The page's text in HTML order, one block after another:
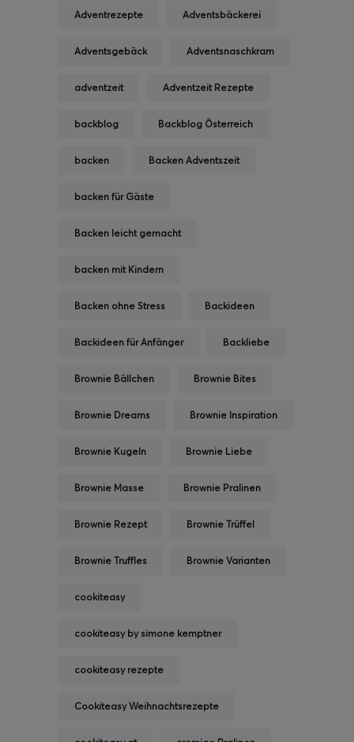
Adventrezepte Adventsbäckerei
Adventsgebäck Adventsnaschkram
adventzeit Adventzeit Rezepte
backblog Backblog Österreich
backen Backen Adventszeit
backen für Gäste
Backen leicht gemacht
backen mit Kindern
Backen ohne Stress Backideen
Backideen für Anfänger Backliebe
Brownie Bällchen Brownie Bites
Brownie Dreams Brownie Inspiration
Brownie Kugeln Brownie Liebe
Brownie Masse Brownie Pralinen
Brownie Rezept Brownie Trüffel
Brownie Truffles Brownie Varianten
cookiteasy
cookiteasy by simone kemptner
cookiteasy rezepte
Cookiteasy Weihnachtsrezepte